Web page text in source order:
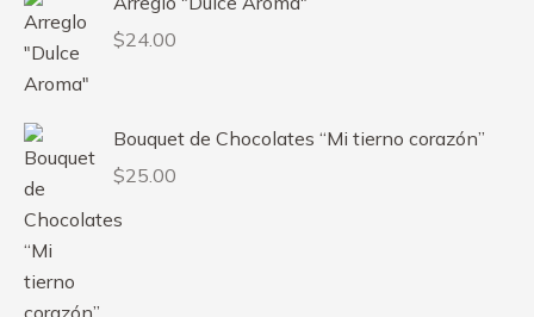
$24.00
Bouquet de Chocolates “Mi tierno corazón”
$25.00